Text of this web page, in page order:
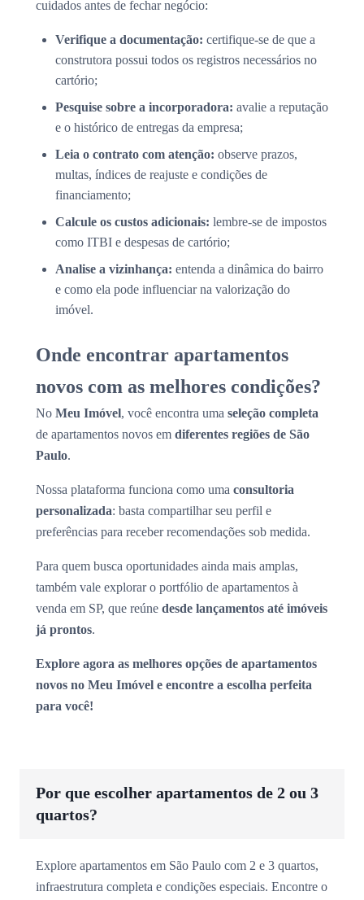
cuidados antes de fechar negócio:
Verifique a documentação: certifique-se de que a
construtora possui todos os registros necessários no
cartório;
Pesquise sobre a incorporadora: avalie a reputação
e o histórico de entregas da empresa;
Leia o contrato com atenção: observe prazos,
multas, índices de reajuste e condições de
financiamento;
Calcule os custos adicionais: lembre-se de impostos
como ITBI e despesas de cartório;
Analise a vizinhança: entenda a dinâmica do bairro
e como ela pode influenciar na valorização do
imóvel.
Onde encontrar apartamentos
novos com as melhores condições?
No Meu Imóvel, você encontra uma seleção completa
de apartamentos novos em diferentes regiões de São
Paulo.
Nossa plataforma funciona como uma consultoria
personalizada: basta compartilhar seu perfil e
preferências para receber recomendações sob medida.
Para quem busca oportunidades ainda mais amplas,
também vale explorar o portfólio de apartamentos à
venda em SP, que reúne desde lançamentos até imóveis
já prontos.
Explore agora as melhores opções de apartamentos
novos no Meu Imóvel e encontre a escolha perfeita
para você!
Por que escolher apartamentos de 2 ou 3
quartos?
Explore apartamentos em São Paulo com 2 e 3 quartos,
infraestrutura completa e condições especiais. Encontre o